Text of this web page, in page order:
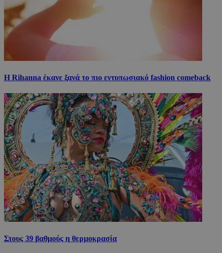
Η Rihanna έκανε ξανά το πιο εντυπωσιακό fashion comeback
Στους 39 βαθμούς η θερμοκρασία